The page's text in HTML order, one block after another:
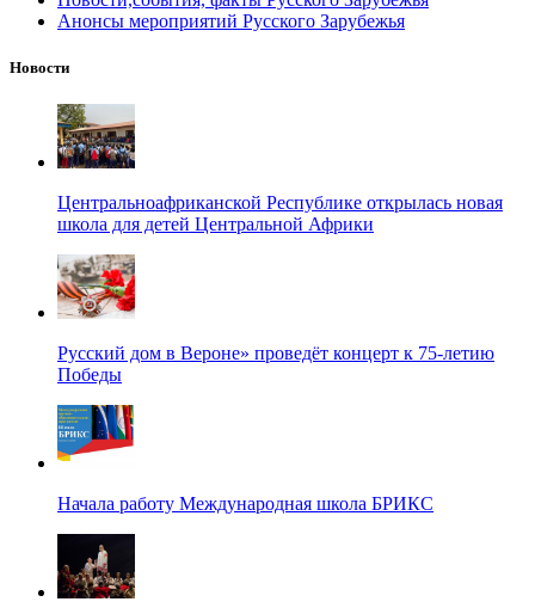
Анонсы мероприятий Русского Зарубежья
Новости
Центральноафриканской Республике открылась новая
школа для детей Центральной Африки
Русский дом в Вероне» проведёт концерт к 75-летию
Победы
Начала работу Международная школа БРИКС